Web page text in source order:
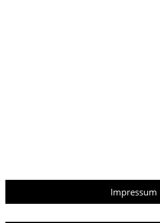
Impressum